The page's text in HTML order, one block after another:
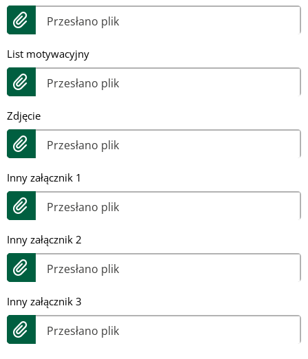
Przesłano plik
List motywacyjny
Przesłano plik
Zdjęcie
Przesłano plik
Inny załącznik 1
Przesłano plik
Inny załącznik 2
Przesłano plik
Inny załącznik 3
Przesłano plik